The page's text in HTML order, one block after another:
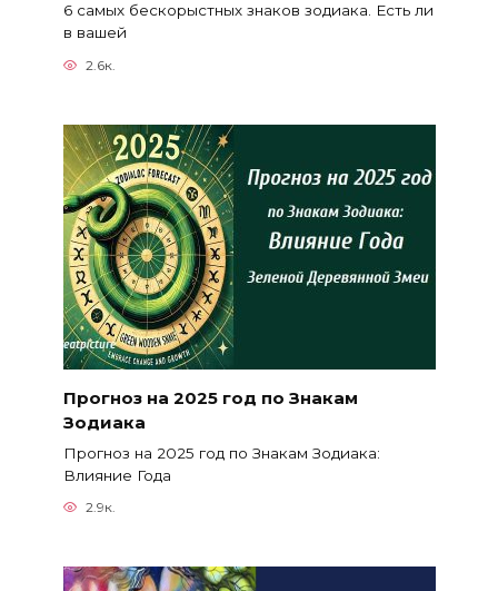
6 самых бескорыстных знаков зодиака. Есть ли
в вашей
2.6к.
Прогноз на 2025 год по Знакам
Зодиака
Прогноз на 2025 год по Знакам Зодиака:
Влияние Года
2.9к.